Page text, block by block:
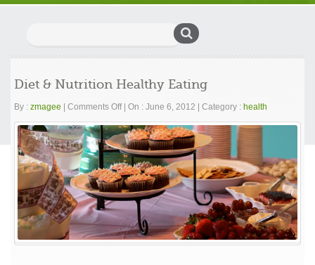
Diet & Nutrition Healthy Eating
By : zmagee Comments Offon
Diet
&
Nutrition
Healthy
Eating
On : June 6, 2012 Category : health